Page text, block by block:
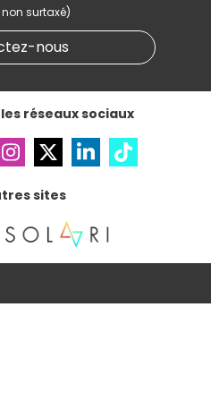
surtaxé)
nous
réseaux sociaux
sites